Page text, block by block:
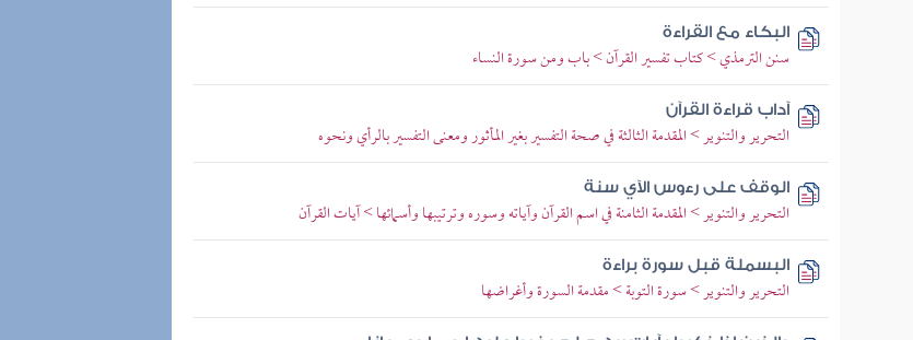
البكاء مع القراءة
سنن الترمذي > كتاب تفسير القرآن > باب ومن سورة النساء
آداب قراءة القرآن
التحرير والتنوير > المقدمة الثالثة في صحة التفسير بغير المأثور ومعنى التفسير بالرأي ونحوه
الوقف على رءوس الآي سنة
التحرير والتنوير > المقدمة الثامنة في اسم القرآن وآياته وسوره وترتيبها وأسمائها > آيات القرآن
البسملة قبل سورة براءة
التحرير والتنوير > سورة التوبة > مقدمة السورة وأغراضها